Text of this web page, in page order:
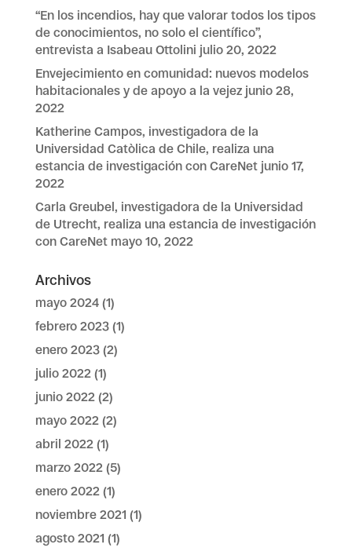
“En los incendios, hay que valorar todos los tipos
de conocimientos, no solo el científico”,
entrevista a Isabeau Ottolini julio 20, 2022
Envejecimiento en comunidad: nuevos modelos
habitacionales y de apoyo a la vejez junio 28,
2022
Katherine Campos, investigadora de la
Universidad Catòlica de Chile, realiza una
estancia de investigación con CareNet junio 17,
2022
Carla Greubel, investigadora de la Universidad
de Utrecht, realiza una estancia de investigación
con CareNet mayo 10, 2022
Archivos
mayo 2024(1)
febrero 2023(1)
enero 2023(2)
julio 2022 (1)
junio 2022 (2)
mayo 2022 (2)
abril 2022 (1)
marzo 2022 (5)
enero 2022 (1)
noviembre 2021 (1)
agosto 2021 (1)